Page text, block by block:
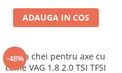
ADAUGA IN COS
-48%
Trusa chei pentru axe cu
came VAG 1.8 2.0 TSI TFSI